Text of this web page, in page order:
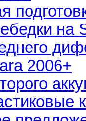
на
2006+